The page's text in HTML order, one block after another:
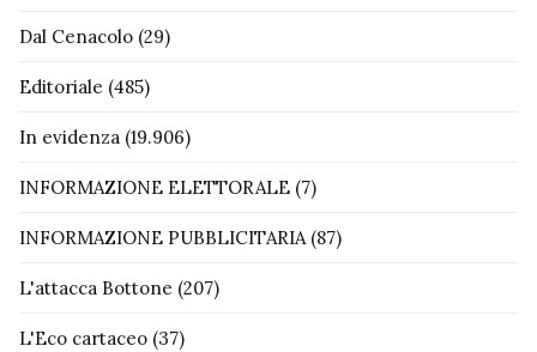
Dal Cenacolo (29)
Editoriale (485)
In evidenza (19.906)
INFORMAZIONE ELETTORALE (7)
INFORMAZIONE PUBBLICITARIA(87)
L'attacca Bottone (207)
L'Eco cartaceo (37)